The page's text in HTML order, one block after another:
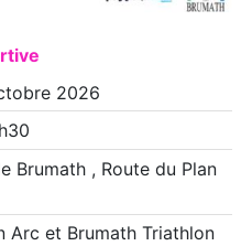
2026
Brumath , Route du Plan
Arc et Brumath Triathlon